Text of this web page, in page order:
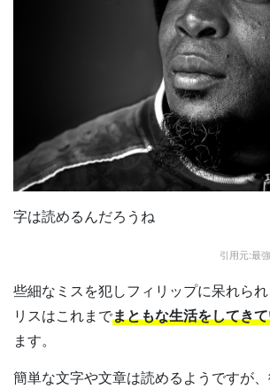
字は読めるんだろうね
引用元:最
些細なミスを犯しフィリップに呆れら
リスはこれまでまともな生活をしてき
ます。
簡単な文字や文章は読めるようですが